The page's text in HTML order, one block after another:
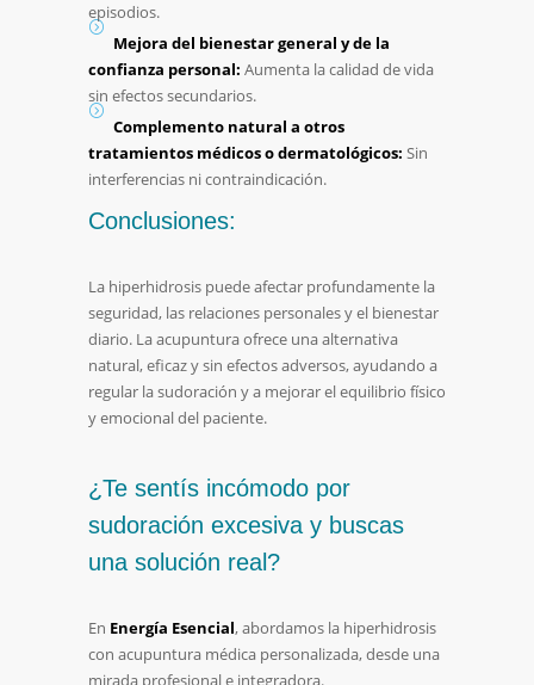
episodios.
Mejora del bienestar general y de la
confianza personal: Aumenta la calidad de vida
sin efectos secundarios.
Complemento natural a otros
tratamientos médicos o dermatológicos: Sin
interferencias ni contraindicación.
Conclusiones:
La hiperhidrosis puede afectar profundamente la
seguridad, las relaciones personales y el bienestar
diario. La acupuntura ofrece una alternativa
natural, eficaz y sin efectos adversos, ayudando a
regular la sudoración y a mejorar el equilibrio físico
y emocional del paciente.
¿Te sentís incómodo por
sudoración excesiva y buscas
una solución real?
En Energía Esencial, abordamos la hiperhidrosis
con acupuntura médica personalizada, desde una
mirada profesional e integradora.